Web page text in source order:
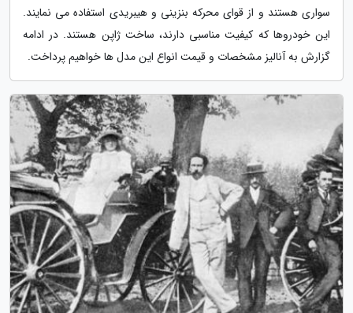
سواری هستند و از قوای محرکه بنزینی و هیبریدی استفاده می نمایند.
این خودروها که کیفیت مناسبی دارند، ساخت ژاپن هستند. در ادامه
گزارش به آنالیز مشخصات و قیمت انواع این مدل ها خواهیم پرداخت.